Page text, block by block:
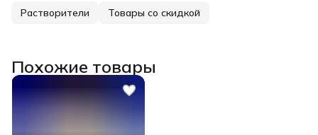
Растворители Товары со скидкой
Похожие товары